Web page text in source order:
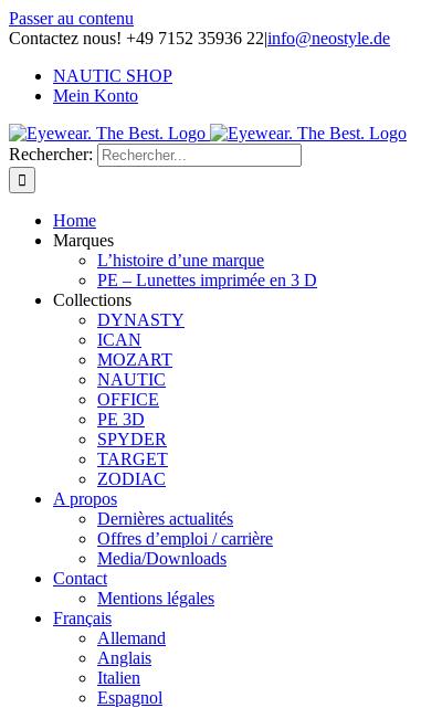
Passer au contenu
Contactez nous! +49 7152 35936 22|info@neostyle.de
NAUTIC SHOP
Mein Konto
Rechercher:
Home
Marques
L’histoire d’une marque
PE – Lunettes imprimée en 3 D
Collections
DYNASTY
ICAN
MOZART
NAUTIC
OFFICE
PE 3D
SPYDER
TARGET
ZODIAC
A propos
Dernières actualités
Offres d’emploi / carrière
Media/Downloads
Contact
Mentions légales
Français
Allemand
Anglais
Italien
Espagnol